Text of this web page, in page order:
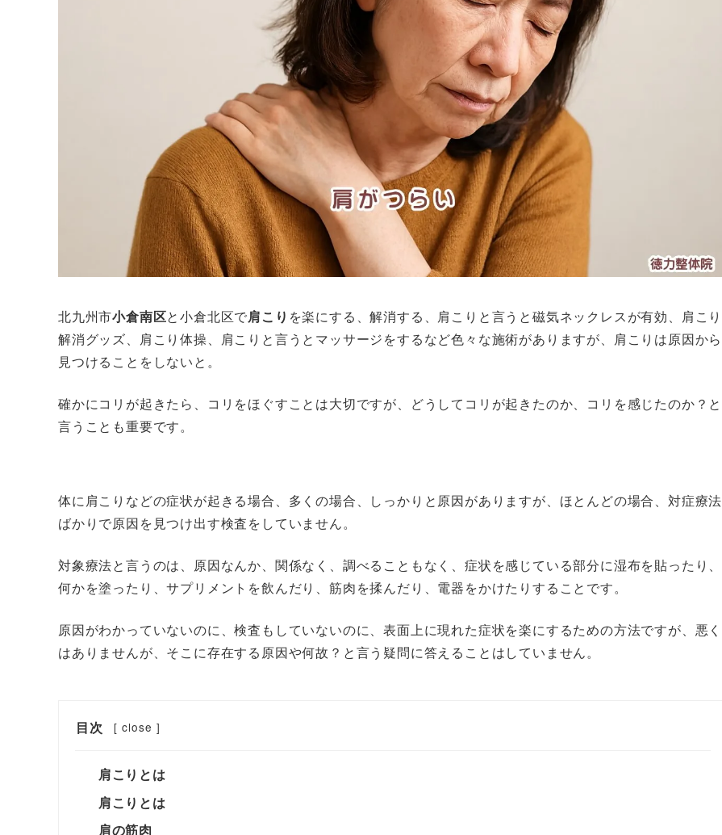
北九州市小倉南区と小倉北区で肩こり を楽にする、解消する、肩こりと言うと磁気ネックレスが有効、肩こり
解消グッズ、肩こり体操、肩こりと言うとマッサージをするなど色々な施術がありますが、肩こりは原因から
見つけることをしないと。
確かにコリが起きたら、コリをほぐすことは大切ですが、どうしてコリが起きたのか、コリを感じたのか？と
言うことも重要です。
体に肩こりなどの症状が起きる場合、多くの場合、しっかりと原因がありますが、ほとんどの場合、対症療法
ばかりで原因を見つけ出す検査をしていません。
対象療法と言うのは、原因なんか、関係なく、調べることもなく、症状を感じている部分に湿布を貼ったり、
何かを塗ったり、サプリメントを飲んだり、筋肉を揉んだり、電器をかけたりすることです。
原因がわかっていないのに、検査もしていないのに、表面上に現れた症状を楽にするための方法ですが、悪く
はありませんが、そこに存在する原因や何故？と言う疑問に答えることはしていません。
目次 [ close ]
肩こりとは
肩こりとは
肩の筋肉